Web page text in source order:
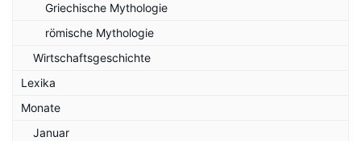
Griechische Mythologie
römische Mythologie
Wirtschaftsgeschichte
Lexika
Monate
Januar